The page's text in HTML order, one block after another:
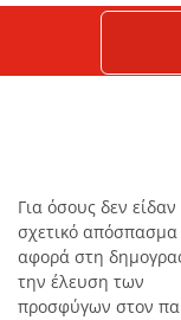
Για όσους δεν
σχετικό
αφορά στη
την έλευση των
προσφύγων στον